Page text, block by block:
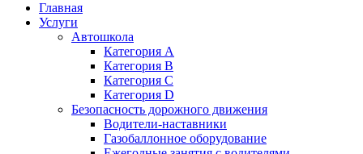
Главная
Услуги
Автошкола
Категория А
Категория В
Категория С
Категория D
Безопасность дорожного движения
Водители-наставники
Газобаллонное оборудование